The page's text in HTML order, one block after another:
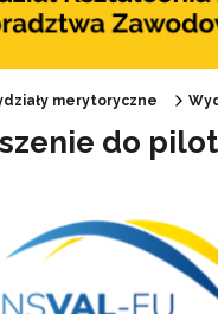
doskonalenia"
merytoryczne
do